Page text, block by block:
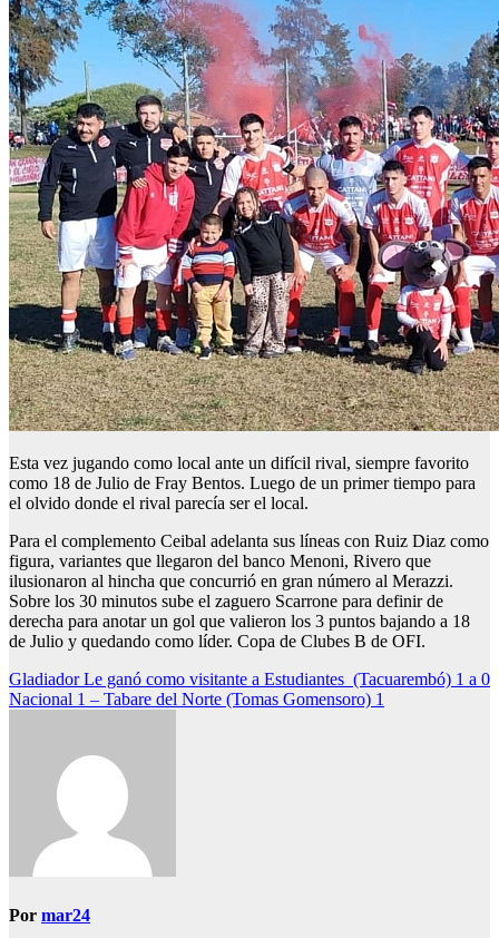
Esta vez jugando como local ante un difícil rival, siempre favorito
como 18 de Julio de Fray Bentos. Luego de un primer tiempo para
el olvido donde el rival parecía ser el local.
Para el complemento Ceibal adelanta sus líneas con Ruiz Diaz como
figura, variantes que llegaron del banco Menoni, Rivero que
ilusionaron al hincha que concurrió en gran número al Merazzi.
Sobre los 30 minutos sube el zaguero Scarrone para definir de
derecha para anotar un gol que valieron los 3 puntos bajando a 18
de Julio y quedando como líder. Copa de Clubes B de OFI.
Navegación
de
Gladiador Le ganó como visitante a Estudiantes (Tacuarembó) 1 a 0
Nacional 1 – Tabare del Norte (Tomas Gomensoro) 1
Por mar24